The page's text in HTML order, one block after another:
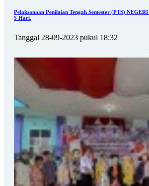
Pelaksanaan Penilaian Tengah Semester (PTS)
5 Hari.
Tanggal 28-09-2023 pukul 18:32